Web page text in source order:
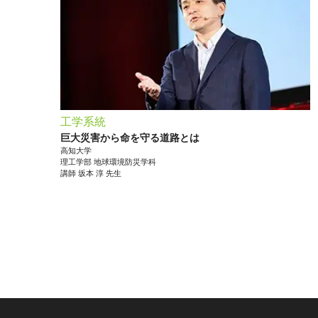
工学系統
巨大災害から命を守る道路とは
高知大学
理工学部 地球環境防災学科
講師 坂本 淳 先生